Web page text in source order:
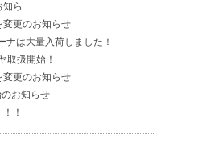
知ら
変更のお知らせ
ナは大量入荷しました！
取扱開始！
変更のお知らせ
のお知らせ
！